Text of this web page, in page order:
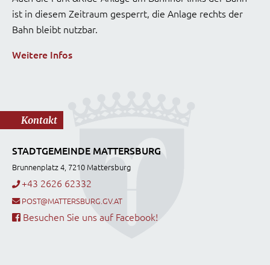
ist in diesem Zeitraum gesperrt, die Anlage rechts der
Bahn bleibt nutzbar.
Weitere Infos
Kontakt
STADTGEMEINDE MATTERSBURG
Brunnenplatz 4, 7210 Mattersburg
+43 2626 62332
POST@MATTERSBURG.GV.AT
Besuchen Sie uns auf Facebook!